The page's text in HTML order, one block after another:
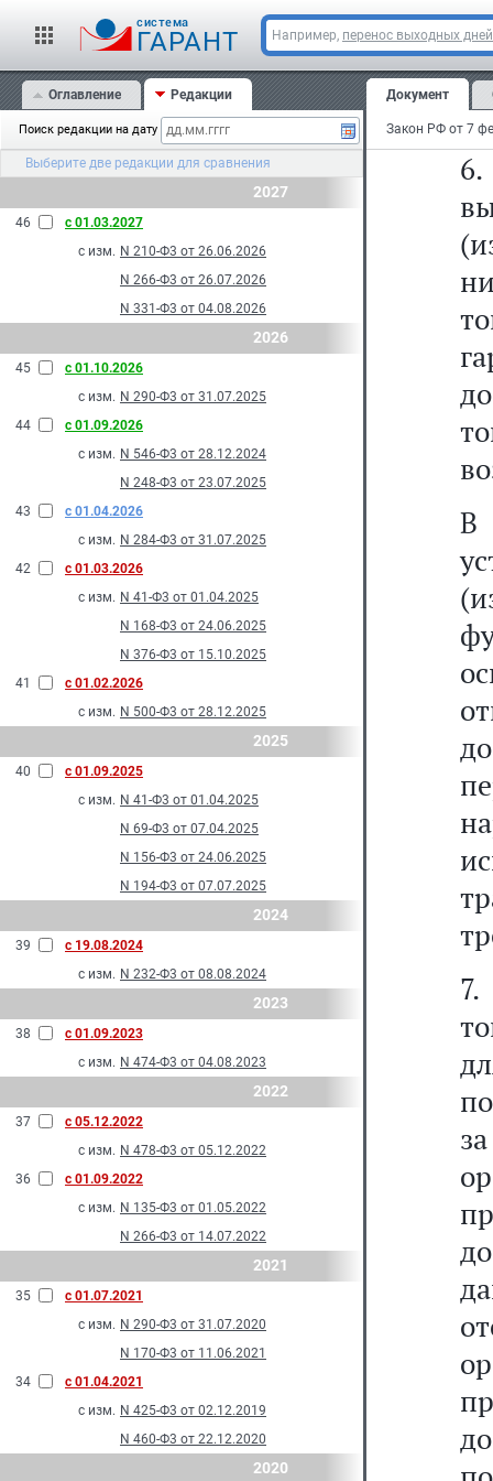
cистема
ГАРАНТ Например, перенос выходных дней
Оглавление Редакции
Поиск редакции на дату
Выберите две редакции для сравнения
2027
46
с 01.03.2027
с изм. N 210-Ф3 от 26.06.2026
N 266-Ф3 от 26.07.2026
N 331-Ф3 от 04.08.2026
2026
45
с 01.10.2026
с изм. N 290-Ф3 от 31.07.2025
44
с 01.09.2026
с изм. N 546-Ф3 от 28.12.2024
N 248-Ф3 от 23.07.2025
43
с 01.04.2026
с изм. N 284-Ф3 от 31.07.2025
42
с 01.03.2026
с изм. N 41-Ф3 от 01.04.2025
N 168-Ф3 от 24.06.2025
N 376-Ф3 от 15.10.2025
41
с 01.02.2026
с изм. N 500-Ф3 от 28.12.2025
2025
40
с 01.09.2025
с изм. N 41-Ф3 от 01.04.2025
N 69-Ф3 от 07.04.2025
N 156-Ф3 от 24.06.2025
N 194-Ф3 от 07.07.2025
2024
39
с 19.08.2024
с изм. N 232-Ф3 от 08.08.2024
2023
38
с 01.09.2023
с изм. N 474-Ф3 от 04.08.2023
2022
37
с 05.12.2022
с изм. N 478-Ф3 от 05.12.2022
36
с 01.09.2022
с изм. N 135-Ф3 от 01.05.2022
N 266-Ф3 от 14.07.2022
2021
35
с 01.07.2021
с изм. N 290-Ф3 от 31.07.2020
N 170-Ф3 от 11.06.2021
34
с 01.04.2021
с изм. N 425-Ф3 от 02.12.2019
N 460-Ф3 от 22.12.2020
2020
Документ
В
7.